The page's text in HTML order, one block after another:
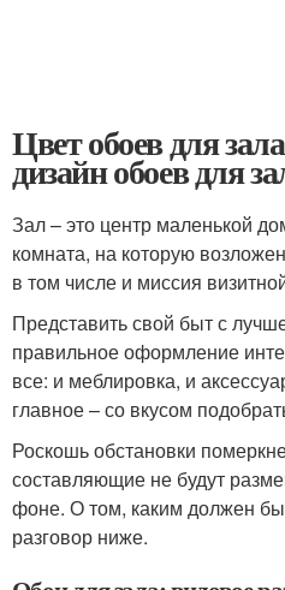
Цвет обоев для
дизайн обоев для
Зал – это центр маленькой
комната, на которую
в том числе и миссия
Представить свой быт с
правильное оформление
все: и меблировка, и
главное – со вкусом
Роскошь обстановки
составляющие не будут
фоне. О том, каким должен
разговор ниже.